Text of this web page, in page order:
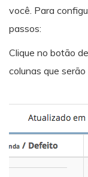
você. Para
passos:
Clique no botão
colunas que